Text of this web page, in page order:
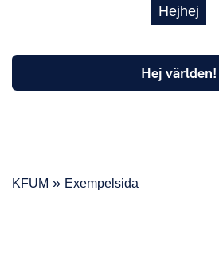
Hejhej
Hej världen!
KFUM » Exempelsida